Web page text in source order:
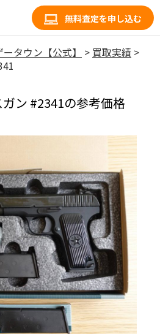
無料査定を申し込む
タウン【公式】 > 買取実績 >
ガン #2341の参考価格